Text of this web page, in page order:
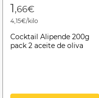
1,66€
4,15€/kilo
Cocktail Alipende 200g
pack 2 aceite de oliva